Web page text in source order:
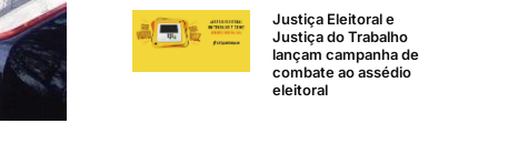
Justiça Eleitoral e
Justiça do Trabalho
lançam campanha de
combate ao assédio
eleitoral